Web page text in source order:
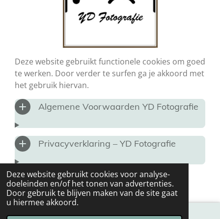
Deze website gebruikt cookies voor analyse-
doeleinden en/of het tonen van advertenties.
Door gebruik te blijven maken van de site gaat
u hiermee akkoord.
Deze website gebruikt functionele cookies om goed
te werken. Door verder te surfen ga je akkoord met
het gebruik hiervan.
Algemene Voorwaarden YD Fotografie
Privacyverklaring – YD Fotografie
© 2021 - 2026 YD Fotografie
Powered byJouwWeb